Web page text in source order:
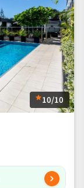
10/10